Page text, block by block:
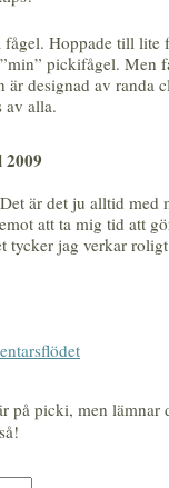
fågel. Hoppade till lite
pickifågel. Men
är designad av randa
av alla.
2009
är det ju alltid med
att ta mig tid att
tycker jag verkar
på picki, men lämnar